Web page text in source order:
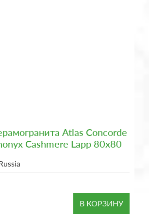
Atlas Concorde
Cashmere Lapp 80x80
В КОРЗИНУ